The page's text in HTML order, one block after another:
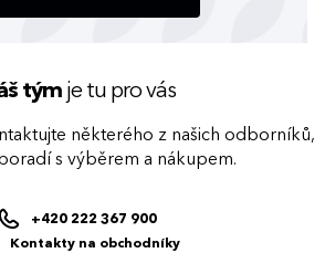
týmje tu pro vás
některého z našich odborníků,
s výběrem a nákupem.
+420 222 367 900
Kontakty na obchodníky